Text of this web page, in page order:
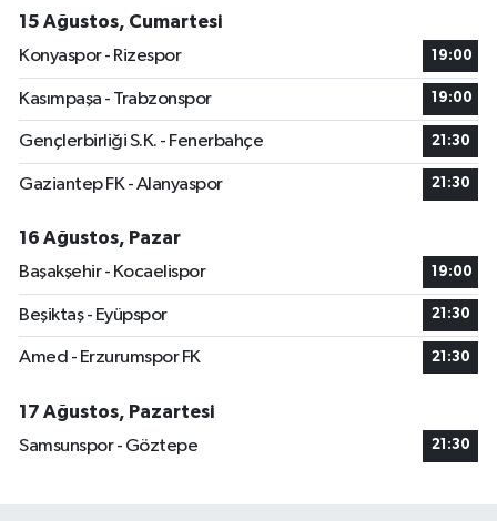
15 Ağustos, Cumartesi
Konyaspor - Rizespor
19:00
Kasımpaşa - Trabzonspor 19:00
Gençlerbirliği S.K. - Fenerbahçe 21:30
Gaziantep FK - Alanyaspor 21:30
16 Ağustos, Pazar
Başakşehir - Kocaelispor
19:00
Beşiktaş - Eyüpspor 21:30
Amed - Erzurumspor FK 21:30
17 Ağustos, Pazartesi
Samsunspor - Göztepe
21:30